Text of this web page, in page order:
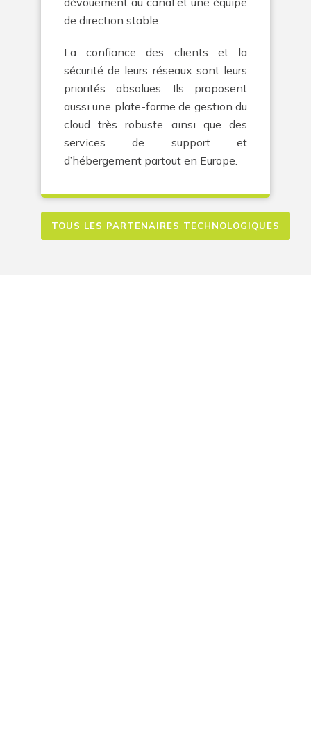
de direction stable.
La confiance des clients et la
sécurité de leurs réseaux sont leurs
priorités absolues. Ils proposent
aussi une plate-forme de gestion du
cloud très robuste ainsi que des
services de support et
d’hébergement partout en Europe.
TOUS LES PARTENAIRES TECHNOLOGIQUES